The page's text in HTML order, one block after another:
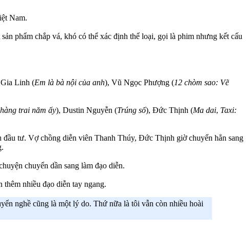
Nam.
phẩm chắp vá, khó có thể xác định thể loại, gọi là phim nhưng kết cấu
Gia Linh (Em là bà nội của anh), Vũ Ngọc Phượng (12 chòm sao: Vẽ
trai năm ấy), Dustin Nguyễn (Trúng số), Đức Thịnh (Ma dai, Taxi:
tư. Vợ chồng diễn viên Thanh Thúy, Đức Thịnh giờ chuyển hẳn sang
chuyển dần sang làm đạo diễn.
nhiều đạo diễn tay ngang.
nghề cũng là một lý do. Thứ nữa là tôi vẫn còn nhiều hoài